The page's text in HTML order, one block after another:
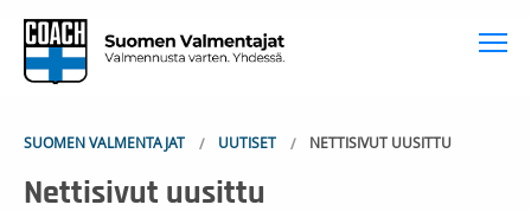
SUOMEN VALMENTAJAT UUTISET NETTISIVUT UUSITTU
Nettisivut uusittu